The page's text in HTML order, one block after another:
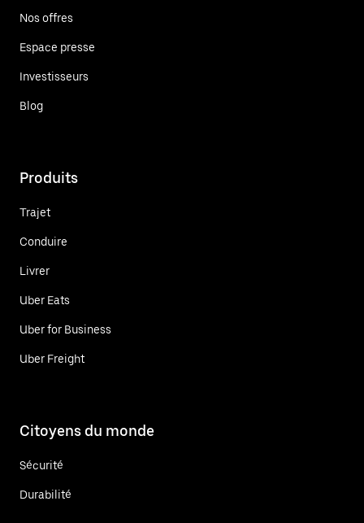
Nos offres
Espace presse
Investisseurs
Blog
Produits
Trajet
Conduire
Livrer
Uber Eats
Uber for Business
Uber Freight
Citoyens du monde
Sécurité
Durabilité